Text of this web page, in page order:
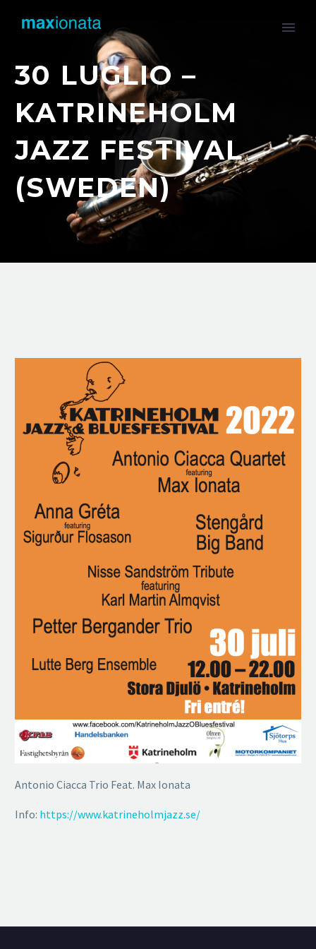
30 LUGLIO –
KATRINEHOLM
JAZZ FESTIVAL
(SWEDEN)
Antonio Ciacca Trio Feat. Max Ionata
Info: https://www.katrineholmjazz.se/